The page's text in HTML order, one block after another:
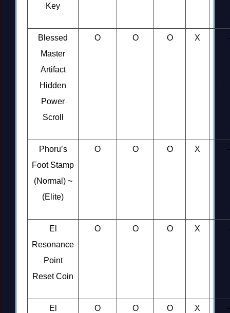
Key
Blessed
Master
Artifact
Hidden
Power
Scroll
O O O X
Phoru’s
Foot Stamp
(Normal) ~
(Elite)
O O O X
El
Resonance
Point
Reset Coin
O O O X
El
O O O X